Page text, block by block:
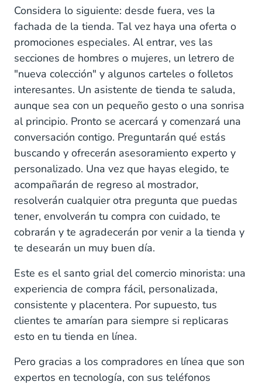
Canales desde el punto de vista del cliente
1. Respuestas rápidas, sin importar el canal
2. Una respuesta amable, sin importar el canal
3. Una respuesta efectiva, sin importar el canal
Canales desde tu punto de vista
1. Email
2. Teléfono
3. Chat en directo
4. Redes sociales
5. Canales de mensajería
Paso 1: Cuatro preguntas para evaluar la
rentabilidad del canal
Paso 2: Las tres partes de una gran estrategia
de canal
Considera lo siguiente: desde fuera, ves la
fachada de la tienda. Tal vez haya una oferta o
promociones especiales. Al entrar, ves las
secciones de hombres o mujeres, un letrero de
"nueva colección" y algunos carteles o folletos
interesantes. Un asistente de tienda te saluda,
aunque sea con un pequeño gesto o una sonrisa
al principio. Pronto se acercará y comenzará una
conversación contigo. Preguntarán qué estás
buscando y ofrecerán asesoramiento experto y
personalizado. Una vez que hayas elegido, te
acompañarán de regreso al mostrador,
resolverán cualquier otra pregunta que puedas
tener, envolverán tu compra con cuidado, te
cobrarán y te agradecerán por venir a la tienda y
te desearán un muy buen día.
Este es el santo grial del comercio minorista: una
experiencia de compra fácil, personalizada,
consistente y placentera. Por supuesto, tus
clientes te amarían para siempre si replicaras
esto en tu tienda en línea.
Pero gracias a los compradores en línea que son
expertos en tecnología, con sus teléfonos